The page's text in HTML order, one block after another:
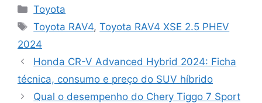
Categorias
Toyota
Tags
Toyota RAV4,Toyota RAV4 XSE 2.5 PHEV
2024
Honda CR-V Advanced Hybrid 2024: Ficha
técnica, consumo e preço do SUV híbrido
Qual o desempenho do Chery Tiggo 7 Sport